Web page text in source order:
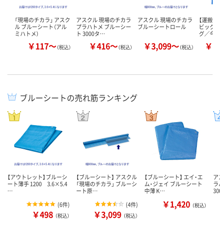
「現場のチカラ」 アスク
ル ブルーシート（アル
ミハトメ）
￥117～（税込）
アスクル 現場のチカラ
プラハトメ ブルーシー
ト 3000タ…
￥416～（税込）
アスクル 現場のチカラ
ブルーシートロール
￥3,099～（税込）
【運搬・
ビッグ
グ／今
￥
ブルーシートの売れ筋ランキング
【アウトレット】ブルーシ
ート薄手 1200 3.6×5.4
…
(6件)
￥498 （税込）
【ブルーシート】 アスクル
「現場のチカラ」 ブルーシ
ート原…
(4件)
￥3,099 （税込）
【ブルーシート】 エイ・エ
ム・ジェイ ブルーシート
中薄 K…
￥1,420 （税込）